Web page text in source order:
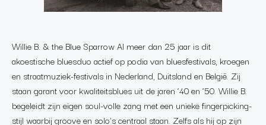
Willie B. & the Blue Sparrow Al meer dan 25 jaar is dit
akoestische bluesduo actief op podia van bluesfestivals, kroegen
en straatmuziek-festivals in Nederland, Duitsland en België. Zij
staan garant voor kwaliteitsblues uit de jaren ‘40 en ‘50. Willie B.
begeleidt zijn eigen soul-volle zang met een unieke fingerpicking-
stijl waarbij groove en solo’s centraal staan. Zelfs als hij op zijn